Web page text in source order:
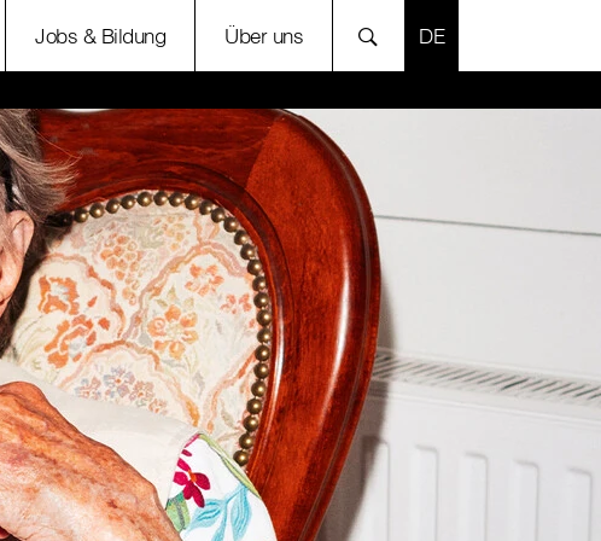
Jobs & Bildung Über uns SPRACHE